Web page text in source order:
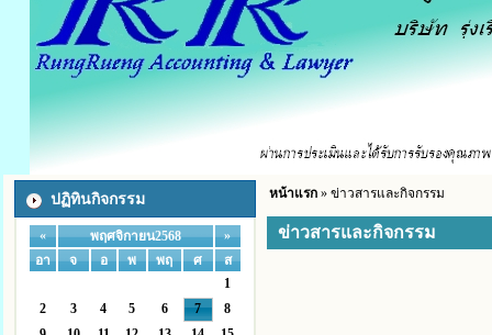
ปฏิทินกิจกรรม
« พฤศจิกายน2568
»
อา
จ อ พ พฤ ศ
ส
1
2
3 4 5 6 7
8
หน้าแรก» ข่าวสารและกิจกรรม
ข่าวสารและกิจกรรม